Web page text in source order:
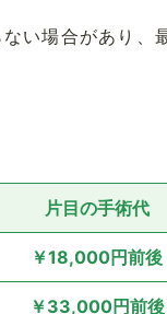
い場合があり、
片目の手術代
￥18,000円前後
￥33,000円前後